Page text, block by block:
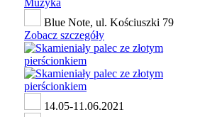
Muzyka
Blue Note, ul. Kościuszki 79
Zobacz szczegóły
14.05-11.06.2021